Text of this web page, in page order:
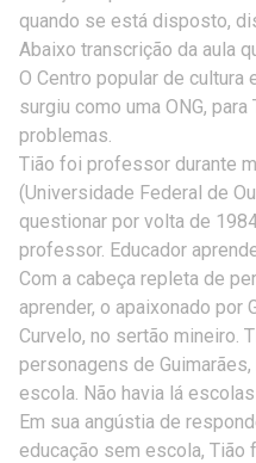
quando se está disposto,
Abaixo transcrição da aula
O Centro popular de
surgiu como uma ONG,
problemas.
Tião foi professor durante
(Universidade Federal de
questionar por volta de
professor. Educador
Com a cabeça repleta de
aprender, o apaixonado por
Curvelo, no sertão mineiro.
personagens de
escola. Não havia lá
Em sua angústia de
educação sem escola, Tião